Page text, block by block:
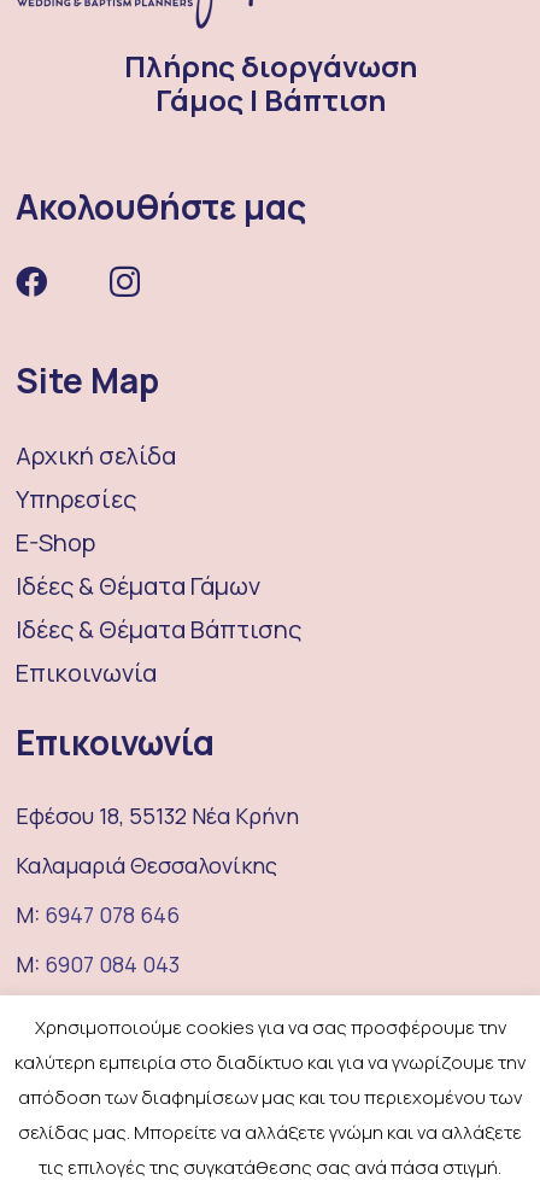
Πλήρης διοργάνωση
Γάμος | Βάπτιση
Ακολουθήστε μας
Site Map
Αρχική σελίδα
Υπηρεσίες
E-Shop
Ιδέες & Θέματα Γάμων
Ιδέες & Θέματα Βάπτισης
Επικοινωνία
Επικοινωνία
Εφέσου 18, 55132 Νέα Κρήνη
Καλαμαριά Θεσσαλονίκης
M: 6947 078 646
M: 6907 084 043
coufeterie@gmail.com
La coufeterie 2025All rights reserved Copyright
Πολιτική Προστασίας Προσωπικών
Χρησιμοποιούμε cookies για να σας προσφέρουμε την
καλύτερη εμπειρία στο διαδίκτυο και για να γνωρίζουμε την
απόδοση των διαφημίσεων μας και του περιεχομένου των
σελίδας μας. Μπορείτε να αλλάξετε γνώμη και να αλλάξετε
τις επιλογές της συγκατάθεσης σας ανά πάσα στιγμή.